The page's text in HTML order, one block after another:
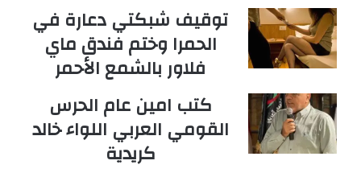
توقيف شبكتي دعارة في
الحمرا وختم فندق ماي
فلاور بالشمع الأحمر
كتب امين عام الحرس
القومي العربي اللواء خالد
كريدية